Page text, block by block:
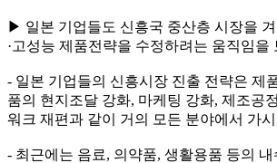
▶ 일본 기업들도 신흥국 중산층 시장을
·고성능 제품전략을 수정하려는 움직임을
- 일본 기업들의 신흥시장 진출 전략은 제
품의 현지조달 강화, 마케팅 강화, 제조공
워크 재편과 같이 거의 모든 분야에서 가
- 최근에는 음료, 의약품, 생활용품 등의